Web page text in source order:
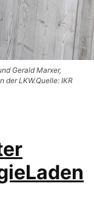
Gerald Marxer,
der LKW.Quelle: IKR